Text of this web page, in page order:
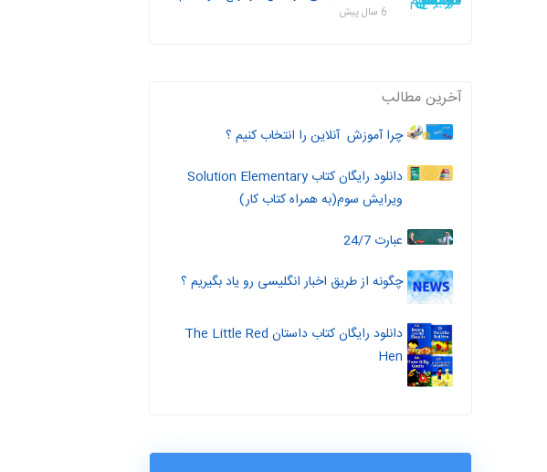
6 سال پیش
آخرین مطالب
چرا آموزش آنلاین را انتخاب کنیم ؟
دانلود رایگان کتاب Solution Elementary
ویرایش سوم(به همراه کتاب کار)
عبارت 24/7
چگونه از طریق اخبار انگلیسی رو یاد بگیریم ؟
دانلود رایگان کتاب داستان The Little Red
Hen